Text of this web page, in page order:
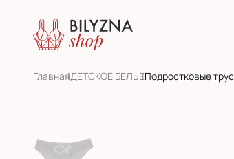
ГлавнаяДЕТСКОЕ БЕЛЬЕПодростковые